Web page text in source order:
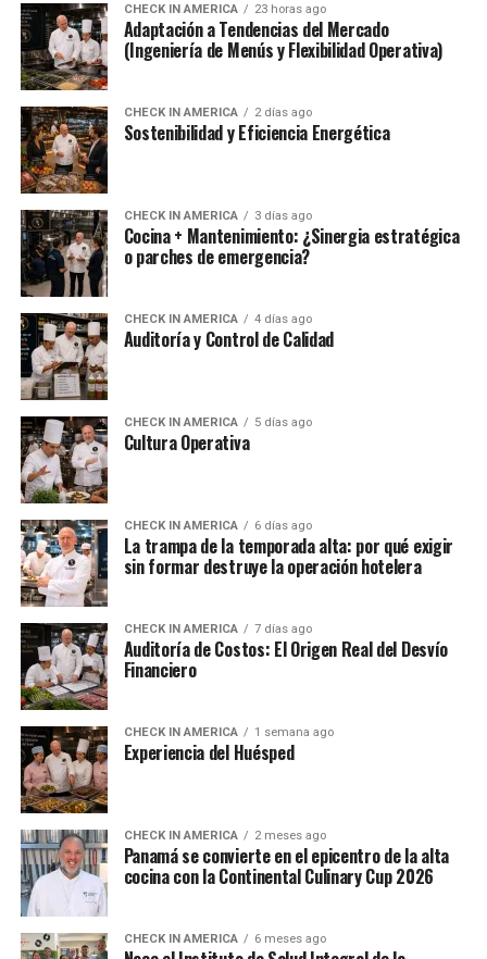
CHECK IN AMERICA 23 horas ago
Adaptación a Tendencias del Mercado
(Ingeniería de Menús y Flexibilidad Operativa)
CHECK IN AMERICA 2 días ago
Sostenibilidad y Eficiencia Energética
CHECK IN AMERICA 3 días ago
Cocina + Mantenimiento: ¿Sinergia estratégica
o parches de emergencia?
CHECK IN AMERICA 4 días ago
Auditoría y Control de Calidad
CHECK IN AMERICA 5 días ago
Cultura Operativa
CHECK IN AMERICA 6 días ago
La trampa de la temporada alta: por qué exigir
sin formar destruye la operación hotelera
CHECK IN AMERICA 7 días ago
Auditoría de Costos: El Origen Real del Desvío
Financiero
CHECK IN AMERICA 1 semana ago
Experiencia del Huésped
CHECK IN AMERICA 2 meses ago
Panamá se convierte en el epicentro de la alta
cocina con la Continental Culinary Cup 2026
CHECK IN AMERICA 6 meses ago